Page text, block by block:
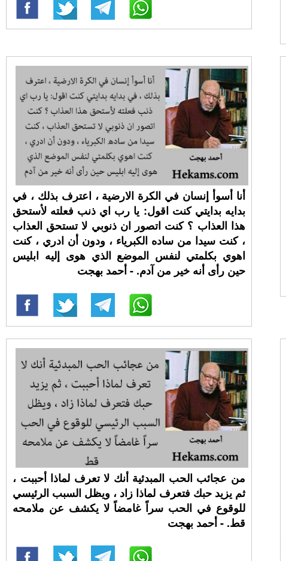
أنا أسوأ إنسان في الكرة الارضية ، اعترف بذلك ، في
بدايه بدايتي كنت اقول: يا رب اي ذنب فعلته لأستحق
هذا العذاب ؟ كنت اتصور ان ذنوبي لا تستحق العذاب
، كنت سيدا من ساده الكبرياء ، ودون أن ادري ، كنت
اهوي بكلمتي لنفس الموضع الذي هوى إليه ابليس
حين رأى أنه خير من آدم. - أحمد بهجت
من عجائب الحب المبدئية أنك لا تعرف لماذا أحببت ،
ثم يزيد حبك فتعرف لماذا زاد ، ويظل السبب الرئيسي
للوقوع في الحب سراً غامضاً لا يكشف عن ملامحه
قط. - أحمد بهجت